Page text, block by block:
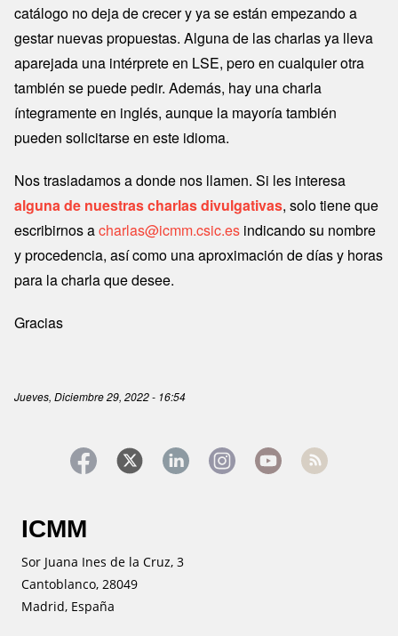
catálogo no deja de crecer y ya se están empezando a
gestar nuevas propuestas. Alguna de las charlas ya lleva
aparejada una intérprete en LSE, pero en cualquier otra
también se puede pedir. Además, hay una charla
íntegramente en inglés, aunque la mayoría también
pueden solicitarse en este idioma.
Nos trasladamos a donde nos llamen. Si les interesa
alguna de nuestras charlas divulgativas, solo tiene que
escribirnos acharlas@icmm.csic.es indicando su nombre
y procedencia, así como una aproximación de días y horas
para la charla que desee.
Gracias
Jueves, Diciembre 29, 2022 - 16:54
ICMM
Sor Juana Ines de la Cruz, 3
Cantoblanco, 28049
Madrid, España